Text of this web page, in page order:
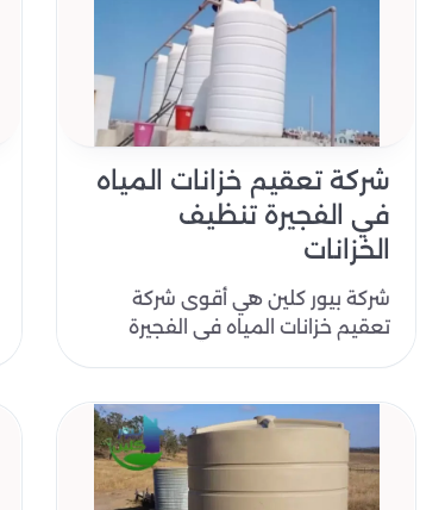
شركة تعقيم خزانات المياه
في الفجيرة تنظيف
الخزانات
شركة بيور كلين هي أقوى شركة
تعقيم خزانات المياه في الفجيرة